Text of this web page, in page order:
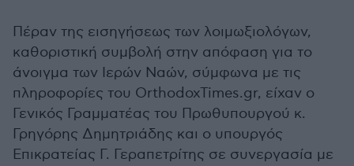
Πέραν της εισηγήσεως των λοιμωξιολόγων,
καθοριστική συμβολή στην απόφαση για το
άνοιγμα των Ιερών Ναών, σύμφωνα με τις
πληροφορίες του OrthodoxTimes.gr, είχαν ο
Γενικός Γραμματέας του Πρωθυπουργού κ.
Γρηγόρης Δημητριάδης και ο υπουργός
Επικρατείας Γ. Γεραπετρίτης σε συνεργασία με